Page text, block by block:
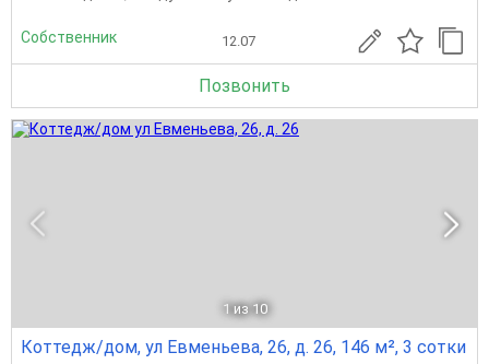
Собственник 12.07
Позвонить
1 из 10
Коттедж/дом, ул Евменьева, 26, д. 26, 146 м², 3 сотки